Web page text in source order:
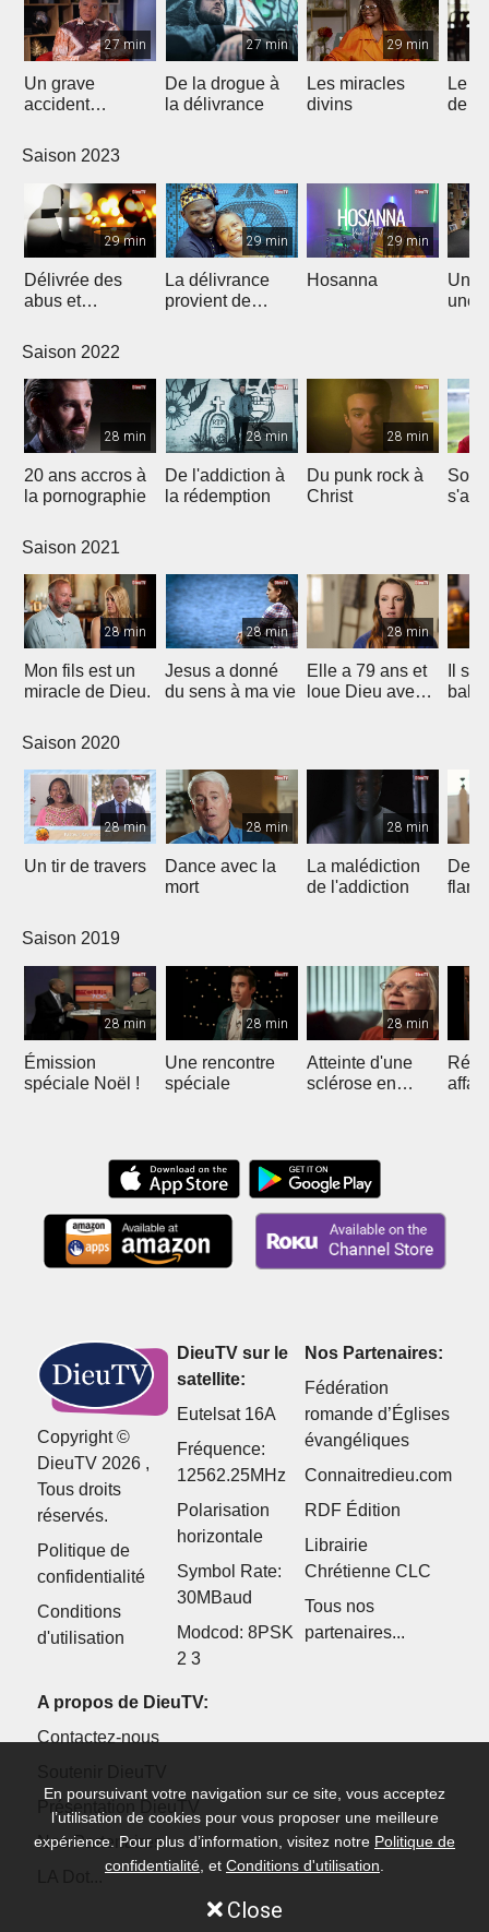
27 min
Un grave
accident
vie
27 min
De la drogue à
la délivrance
29 min
Les miracles
divins
Le
de
Saison 2023
29 min
Délivrée des
abus et
Christ
29 min
La délivrance
provient de
29 min
Hosanna
Un
une
Saison 2022
28 min
20 ans accros à
la pornographie
28 min
De l'addiction à
la rédemption
28 min
Du punk rock à
Christ
Son
Saison 2021
28 min
Mon fils est un
miracle de Dieu.
28 min
Jesus a donné
du sens à ma vie
28 min
Elle a 79 ans et
loue Dieu avec
Il
bale
Saison 2020
28 min
Un tir de travers
28 min
Dance avec la
mort
28 min
La malédiction
de l'addiction
Saison 2019
28 min
Émission
spéciale Noël !
28 min
Une rencontre
spéciale
28 min
Atteinte d'une
sclérose en
Copyright ©
DieuTV 2026 ,
Tous droits
réservés.
Politique de
confidentialité
Conditions
d'utilisation
DieuTV sur le
satellite:
Eutelsat 16A
Fréquence:
12562.25MHz
Polarisation
horizontale
Symbol Rate:
30MBaud
Modcod: 8PSK
2 3
Nos Partenaires:
Fédération
romande d’Églises
évangéliques
Connaitredieu.com
RDF Édition
Librairie
Chrétienne CLC
Tous nos
partenaires...
A propos de DieuTV:
Contactez-nous
Présentation DieuTV
Nos Partenaires
En poursuivant votre navigation sur ce site, vous acceptez
l’utilisation de cookies pour vous proposer une meilleure
expérience. Pour plus d’information, visitez notre Politique de
confidentialité , et Conditions d'utilisation